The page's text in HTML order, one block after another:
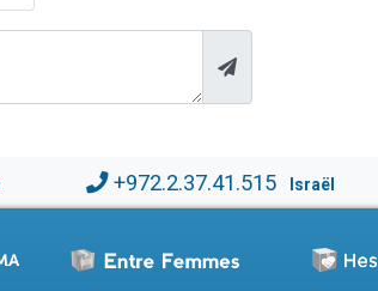
+972.2.37.41.515 Israël